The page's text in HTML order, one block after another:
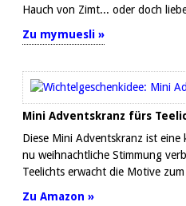
Hauch von Zimt... oder doch
Zu mymuesli »
Mini Adventskranz fürs
Diese Mini Adventskranz ist eine
nu weihnachtliche Stimmung
Teelichts erwacht die Motive
Zu Amazon »